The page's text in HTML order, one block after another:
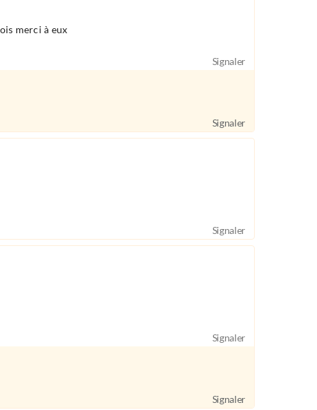
merci à eux
Signaler
Signaler
Signaler
Signaler
Signaler